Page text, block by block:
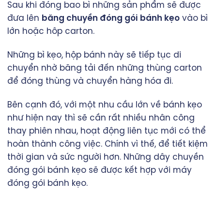
Sau khi đóng bao bì những sản phẩm sẽ được
đưa lên băng chuyền đóng gói bánh kẹo vào bì
lớn hoặc hôp carton.
Những bì kẹo, hộp bánh này sẽ tiếp tục di
chuyển nhờ băng tải đến những thùng carton
để đóng thùng và chuyển hàng hóa đi.
Bên cạnh đó, với một nhu cầu lớn về bánh kẹo
như hiện nay thì sẽ cần rất nhiều nhân công
thay phiên nhau, hoạt động liên tục mới có thể
hoàn thành công việc. Chính vì thế, để tiết kiệm
thời gian và sức người hơn. Những dây chuyền
đóng gói bánh kẹo sẽ được kết hợp với máy
đóng gói bánh kẹo.